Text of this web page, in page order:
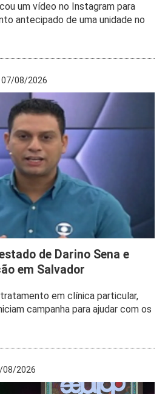
um vídeo no Instagram para
antecipado de uma unidade no
07/08/2026
de Darino Sena e
em Salvador
em clínica particular,
campanha para ajudar com os
08/2026